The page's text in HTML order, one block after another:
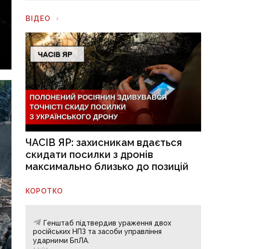
ВІДЕО
ЧАСІВ ЯР: захисникам вдається
скидати посилки з дронів
максимально близько до позицій
КОРОТКО
Генштаб підтвердив ураження двох
російських НПЗ та засоби управління
ударними БпЛА.